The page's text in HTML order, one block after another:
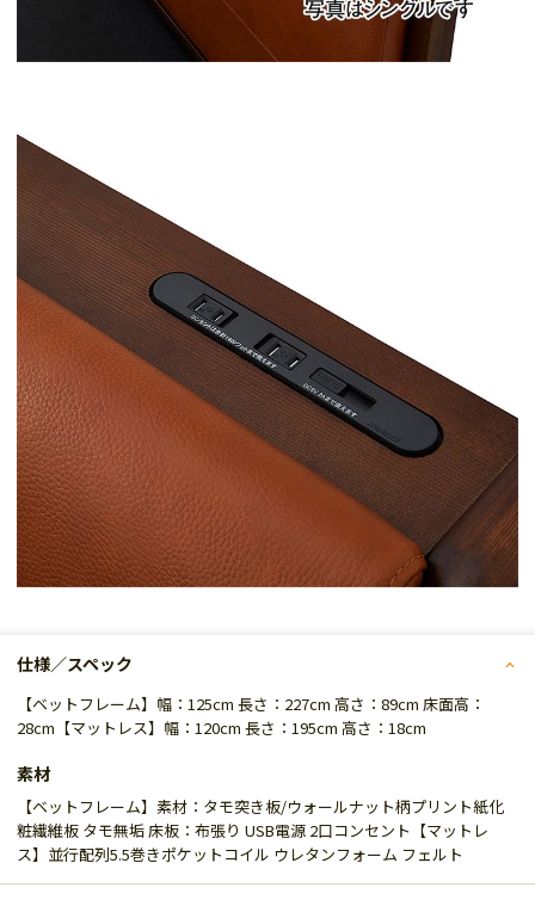
仕様／スペック
【ベットフレーム】幅：125cm 長さ：227cm 高さ：89cm 床面高：
28cm【マットレス】幅：120cm 長さ：195cm 高さ：18cm
素材
【ベットフレーム】素材：タモ突き板/ウォールナット柄プリント紙化
粧繊維板 タモ無垢 床板：布張り USB電源 2口コンセント【マットレ
ス】並行配列5.5巻きポケットコイル ウレタンフォーム フェルト